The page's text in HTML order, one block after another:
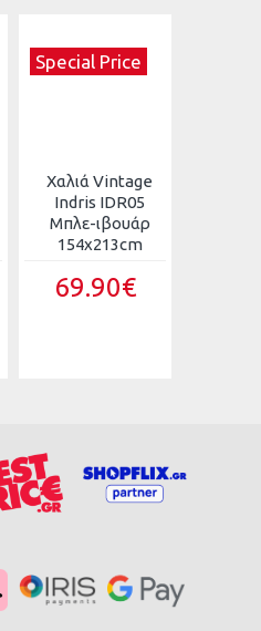
Special Price
Χαλιά Vintage
Indris IDR05
Μπλε-ιβουάρ
154x213cm
69.90€